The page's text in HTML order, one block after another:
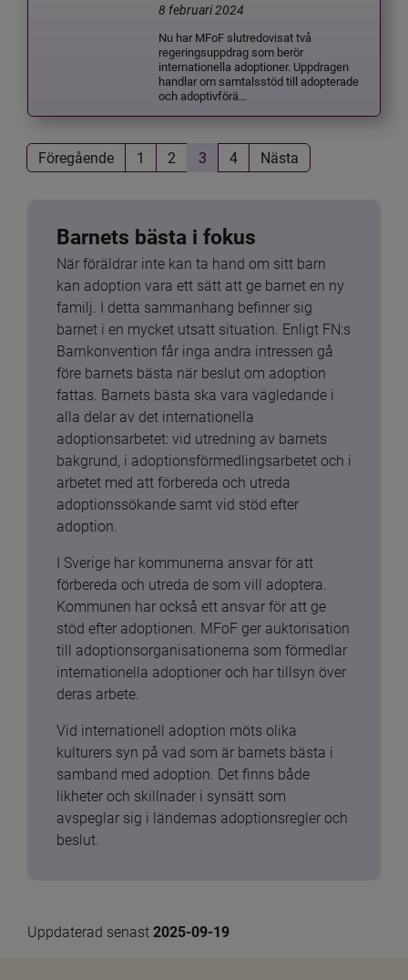
8 februari 2024
Nu har MFoF slutredovisat två
regeringsuppdrag som berör
internationella adoptioner. Uppdragen
handlar om samtalsstöd till adopterade
och adoptivförä...
Föregående 1 2 3 4 Nästa
Barnets bästa i fokus
När föräldrar inte kan ta hand om sitt barn
kan adoption vara ett sätt att ge barnet en ny
familj. I detta sammanhang befinner sig
barnet i en mycket utsatt situation. Enligt FN:s
Barnkonvention får inga andra intressen gå
före barnets bästa när beslut om adoption
fattas. Barnets bästa ska vara vägledande i
alla delar av det internationella
adoptionsarbetet: vid utredning av barnets
bakgrund, i adoptionsförmedlingsarbetet och i
arbetet med att förbereda och utreda
adoptionssökande samt vid stöd efter
adoption.
I Sverige har kommunerna ansvar för att
förbereda och utreda de som vill adoptera.
Kommunen har också ett ansvar för att ge
stöd efter adoptionen. MFoF ger auktorisation
till adoptionsorganisationerna som förmedlar
internationella adoptioner och har tillsyn över
deras arbete.
Vid internationell adoption möts olika
kulturers syn på vad som är barnets bästa i
samband med adoption. Det finns både
likheter och skillnader i synsätt som
avspeglar sig i ländernas adoptionsregler och
beslut.
Uppdaterad senast 2025-09-19